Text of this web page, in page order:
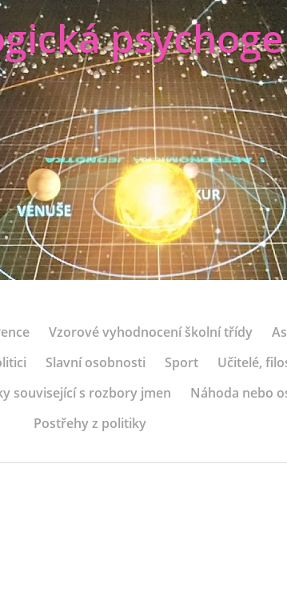
Vzorové vyhodnocení školní třídy
Slavní osobnosti Sport Učitelé,
související s rozbory jmen Náhoda nebo
Postřehy z politiky